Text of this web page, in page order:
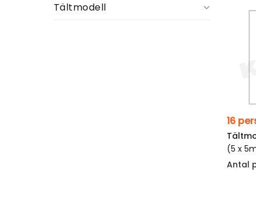
Tältmodell
16
(5 x
Antal